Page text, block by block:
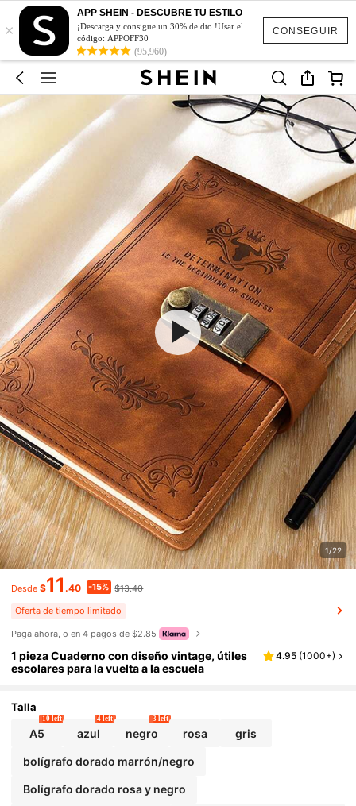
CONSEGUIR
×
APP SHEIN - DESCUBRE TU ESTILO
¡Descarga y consigue un 30% de dto.!Usar el
código: APPOFF30
(95,960)
1/22
Desde $11 .40 -15% $13.40
Oferta de tiempo limitado
Paga ahora, o en 4 pagos de $2.85
1 pieza Cuaderno con diseño vintage, útiles
escolares para la vuelta a la escuela
4.95 (1000+)
Talla
A5
10 left
azul
4 left
negro
3 left
rosa gris
bolígrafo dorado marrón/negro
Bolígrafo dorado rosa y negro